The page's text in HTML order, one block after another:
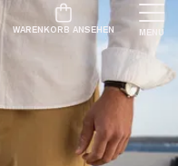
WARENKORB ANSEHEN MENU